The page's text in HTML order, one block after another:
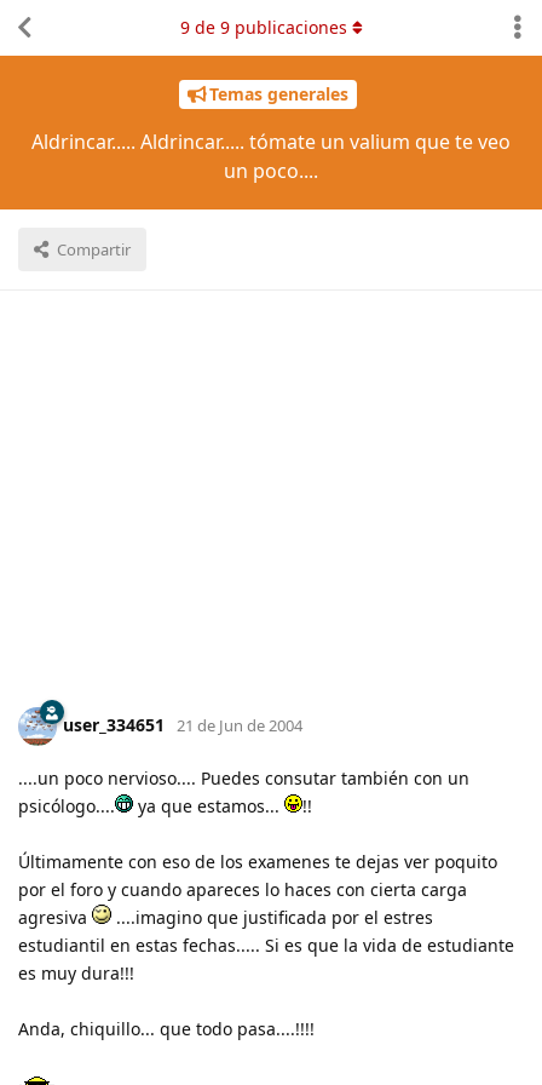
Temas generales
Aldrincar..... Aldrincar..... tómate un valium que te veo
un poco....
Compartir
9de 9publicaciones
user_334651 21 de Jun de 2004
....un poco nervioso.... Puedes consutar también con un
psicólogo....
ya que estamos... !!
Últimamente con eso de los examenes te dejas ver poquito
por el foro y cuando apareces lo haces con cierta carga
agresiva
....imagino que justificada por el estres
estudiantil en estas fechas..... Si es que la vida de estudiante
es muy dura!!!
Anda, chiquillo... que todo pasa....!!!!